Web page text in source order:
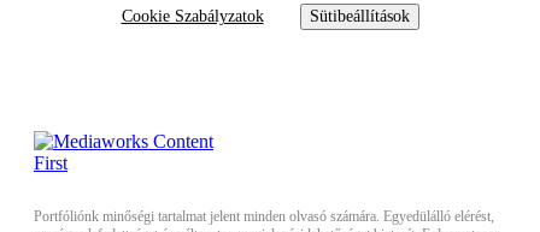
Cookie Szabályzatok Sütibeállítások
Portfóliónk minőségi tartalmat jelent minden olvasó számára. Egyedülálló elérést,